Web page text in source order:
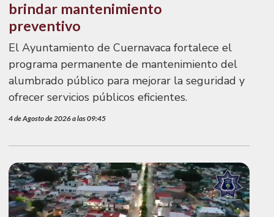
brindar mantenimiento
preventivo
El Ayuntamiento de Cuernavaca fortalece el
programa permanente de mantenimiento del
alumbrado público para mejorar la seguridad y
ofrecer servicios públicos eficientes.
4 de Agosto de 2026 a las 09:45